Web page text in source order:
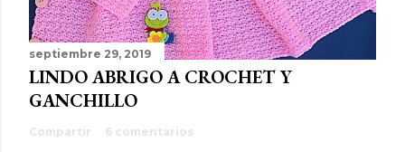
septiembre 29, 2019
LINDO ABRIGO A CROCHET Y
GANCHILLO
Compartir 6 comentarios